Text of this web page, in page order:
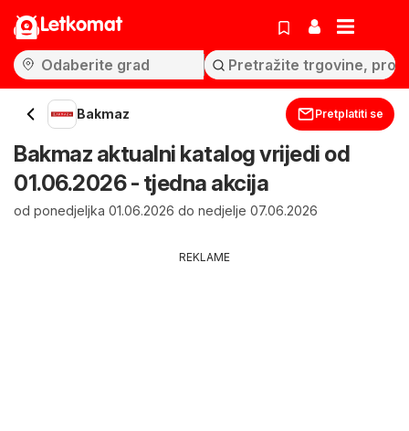
Letkomat
Bakmaz Pretplatiti se
Bakmaz aktualni katalog vrijedi od
01.06.2026 - tjedna akcija
od ponedjeljka 01.06.2026 do nedjelje 07.06.2026
REKLAME